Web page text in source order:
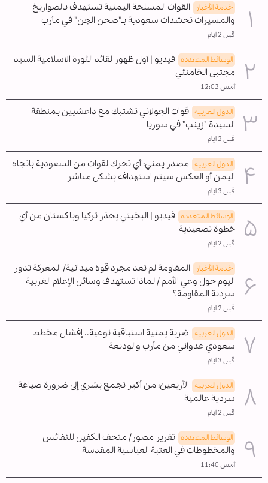
خدمة الأخبار
القوات المسلحة اليمنية تستهدف بالصواريخ
والمسيرات تحشدات سعودية بـ"صحن الجن" في مأرب
قبل 2 ايام
الوسائط المتعدده فيديو | أول ظهور لقائد الثورة الاسلامية السيد
مجتبى الخامنئي
أمس 12:03
الدول العربیه قوات الجولاني تشتبك مع داعشيين بمنطقة
السيدة "زينب" في سوريا
قبل 2 ايام
الدول العربیه مصدر يمني: أي تحرك لقوات من السعودية باتجاه
اليمن أو العكس سيتم استهدافه بشكل مباشر
قبل 3 ايام
الوسائط المتعدده فيديو | البخيتي يحذر تركيا وباكستان من أي
خطوة تصعيدية
قبل 2 ايام
خدمة الأخبار
المقاومة لم تعد مجرد قوة ميدانية/ المعركة تدور
اليوم حول وعي الأمم / لماذا تستهدف وسائل الإعلام الغربية
سردية المقاومة؟
قبل 2 ايام
الدول العربیه ضربة يمنية استباقية نوعية.. إفشال مخطط
سعودي عدواني من مأرب والوديعة
قبل 3 ايام
الدول العربیه الأربعين؛ من أكبر تجمع بشري إلى ضرورة صياغة
سردية عالمية
قبل 2 ايام
الوسائط المتعدده تقرير مصور/ متحف الكفيل للنفائس
والمخطوطات في العتبة العباسية المقدسة
أمس 11:40